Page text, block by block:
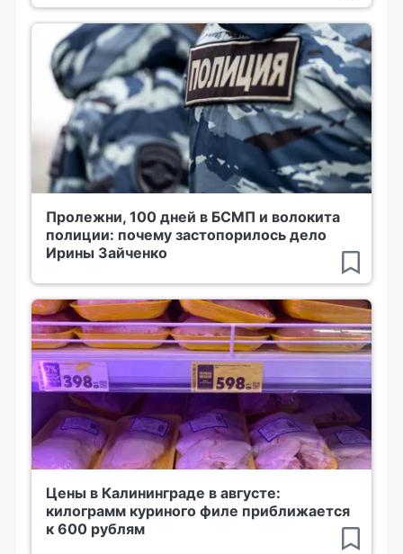
Пролежни, 100 дней в БСМП и волокита
полиции: почему застопорилось дело
Ирины Зайченко
Цены в Калининграде в августе:
килограмм куриного филе приближается
к 600 рублям